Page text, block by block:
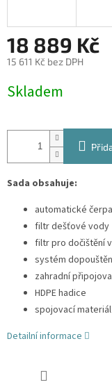
18 889 Kč
15 611 Kč bez DPH
cena:
Skladem
Sada obsahuje:
automatické
filtr dešťové vody
filtr pro dočištění
systém
zahradní
HDPE hadice
spojovací materiál
Detailní informace